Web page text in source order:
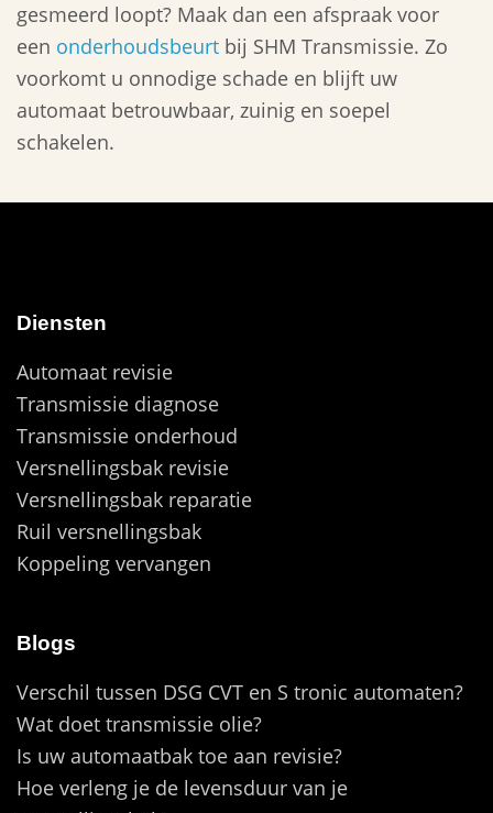
gesmeerd loopt? Maak dan een afspraak voor
een onderhoudsbeurt bij SHM Transmissie. Zo
voorkomt u onnodige schade en blijft uw
automaat betrouwbaar, zuinig en soepel
schakelen.
Diensten
Automaat revisie
Transmissie diagnose
Transmissie onderhoud
Versnellingsbak revisie
Versnellingsbak reparatie
Ruil versnellingsbak
Koppeling vervangen
Blogs
Verschil tussen DSG CVT en S tronic automaten?
Wat doet transmissie olie?
Is uw automaatbak toe aan revisie?
Hoe verleng je de levensduur van je